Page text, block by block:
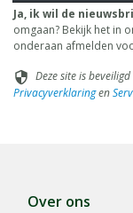
Ja, ik wil de
omgaan? Bekijk het in
onderaan afmelden
security Deze site is
Privacyverklaringen
Over ons